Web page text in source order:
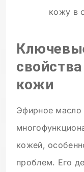
кожу в
кожи
Эфирное
кожей,
проблем. Его